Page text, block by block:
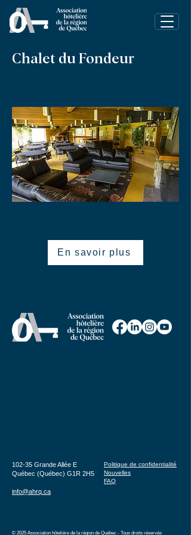
Chalet du Fondeur
En savoir plus
Politique de confidentialité
Nouvelles
FAQ
102-35 Grande Allée E
Québec (Québec) G1R 2H5
info@ahrq.ca
© 2025 Association hôtelière de la région de Québec - Tous droits réservés